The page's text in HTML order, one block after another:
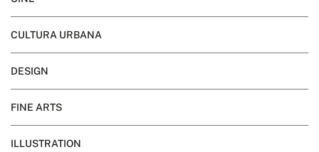
CULTURA URBANA
DESIGN
FINE ARTS
ILLUSTRATION